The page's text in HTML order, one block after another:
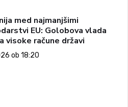
med najmanjšimi
EU: Golobova vlada
visoke račune državi
ob 18:20